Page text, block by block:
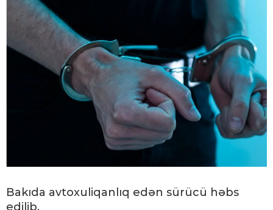
Bakıda avtoxuliqanlıq edən sürücü həbs
edilib.